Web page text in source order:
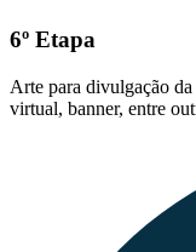
6º Etapa
Arte para divulgação
virtual, banner, entre